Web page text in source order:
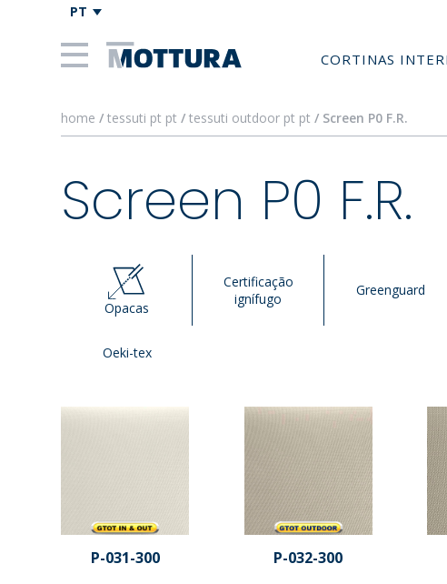
PT
CORTINAS
home /tessuti pt pt /tessuti outdoor pt pt / Screen P0 F.R.
Screen P0 F.R.
Opacas
Certificação
ignífugo
Greenguard
Oeki-tex
P-031-300 P-032-300